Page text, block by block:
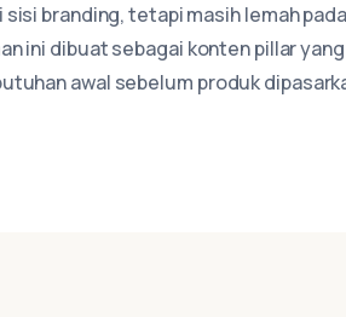
branding, tetapi masih lemah
ini dibuat sebagai konten pillar
awal sebelum produk